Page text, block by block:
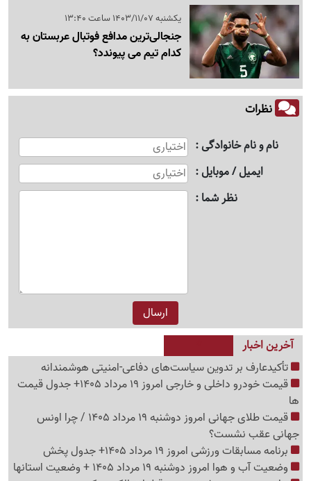
یکشنبه 1403/11/07 ساعت 13:40
جنجالی‌ترین مدافع فوتبال عربستان به
کدام تیم می پیوندد؟
نظرات
نام و نام خانوادگی
ایمیل / موبایل
نظر شما
آخرین اخبار
تأکیدعارف بر تدوین سیاست‌های دفاعی-امنیتی هوشمندانه
قیمت خودرو داخلی و خارجی امروز 19 مرداد 1405+ جدول قیمت
ها
قیمت طلای جهانی امروز دوشنبه 19 مرداد 1405 / چرا اونس
جهانی عقب نشست؟
برنامه مسابقات ورزشی امروز 19 مرداد 1405+ جدول پخش
وضعیت آب و هوا امروز دوشنبه 19 مرداد 1405 + وضعیت استانها